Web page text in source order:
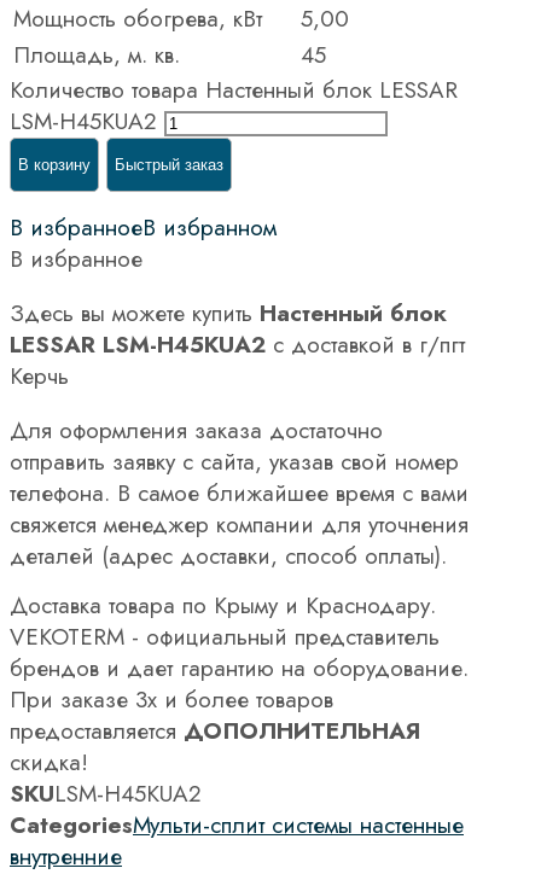
Мощность обогрева, кВт
5,00
Площадь, м. кв.
45
Количество товара Настенный блок LESSAR
LSM-H45KUA2
В корзину Быстрый заказ
В избранноеВ избранном
В избранное
Здесь вы можете купить Настенный блок
LESSAR LSM-H45KUA2 с доставкой в г/пгт
Керчь
Для оформления заказа достаточно
отправить заявку с сайта, указав свой номер
телефона. В самое ближайшее время с вами
свяжется менеджер компании для уточнения
деталей (адрес доставки, способ оплаты).
Доставка товара по Крыму и Краснодару.
VEKOTERM - официальный представитель
брендов и дает гарантию на оборудование.
При заказе 3х и более товаров
предоставляется ДОПОЛНИТЕЛЬНАЯ
скидка!
SKULSM-H45KUA2
CategoriesМульти-сплит системы настенные
внутренние